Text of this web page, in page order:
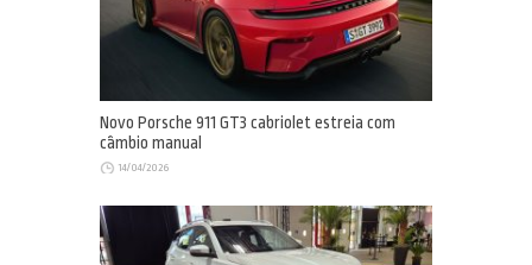
Novo Porsche 911 GT3 cabriolet estreia com
câmbio manual
14/04/2026